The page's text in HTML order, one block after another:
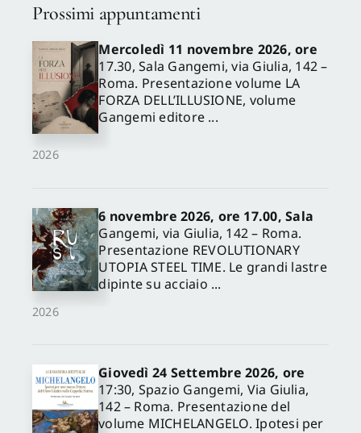
Prossimi appuntamenti
2026
Mercoledì 11 novembre 2026, ore
17.30, Sala Gangemi, via Giulia, 142 –
Roma. Presentazione volume LA
FORZA DELL’ILLUSIONE, volume
Gangemi editore ...
2026
6 novembre 2026, ore 17.00, Sala
Gangemi, via Giulia, 142 – Roma.
Presentazione REVOLUTIONARY
UTOPIA STEEL TIME. Le grandi lastre
dipinte su acciaio ...
Giovedì 24 Settembre 2026, ore
17:30, Spazio Gangemi, Via Giulia,
142 – Roma. Presentazione del
volume MICHELANGELO. Ipotesi per